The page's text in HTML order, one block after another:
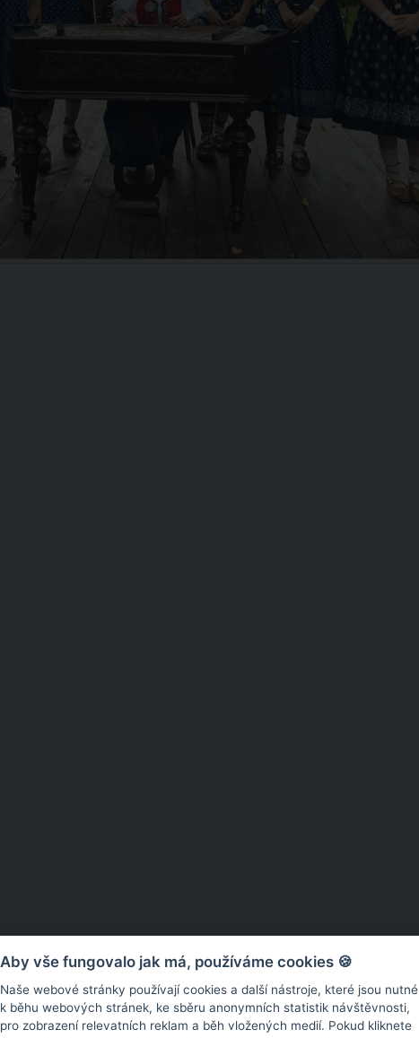
Aby vše fungovalo jak má, používáme cookies 🍪
Naše webové stránky používají cookies a další nástroje, které jsou nutné
k běhu webových stránek, ke sběru anonymních statistik návštěvnosti,
pro zobrazení relevatních reklam a běh vložených medií. Pokud kliknete